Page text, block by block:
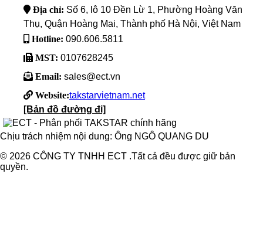
Địa chỉ: Số 6, lô 10 Đền Lừ 1, Phường Hoàng Văn
Thụ, Quận Hoàng Mai, Thành phố Hà Nội, Việt Nam
Hotline: 090.606.5811
MST: 0107628245
Email: sales@ect.vn
Website:takstarvietnam.net
[Bản đồ đường đi]
Chịu trách nhiệm nội dung: Ông NGÔ QUANG DU
© 2026 CÔNG TY TNHH ECT .Tất cả đều được giữ bản
quyền.